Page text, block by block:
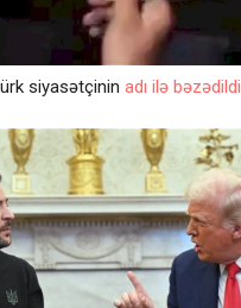
siyasətçinin adı ilə bəzədildi